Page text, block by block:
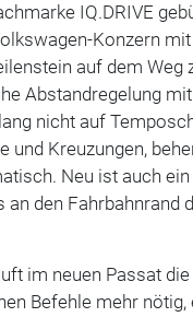
IQ.DRIVE
Konzern mit
auf dem Weg
Abstandregelung
nicht auf
und Kreuzungen,
Neu ist auch
an den Fahrbahnrand
im neuen Passat die
Befehle mehr nötig,